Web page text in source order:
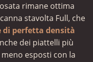
rimane ottima
stavolta Full, che
di perfetta densità
dei piattelli più
esposti con la